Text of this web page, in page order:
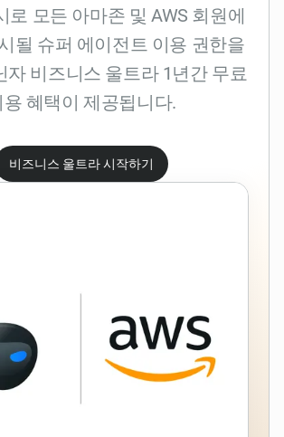
로 모든 아마존 및 AWS 회원에
될 슈퍼 에이전트 이용 권한을
자 비즈니스 울트라 1년간 무료
용 혜택이 제공됩니다.
비즈니스 울트라 시작하기